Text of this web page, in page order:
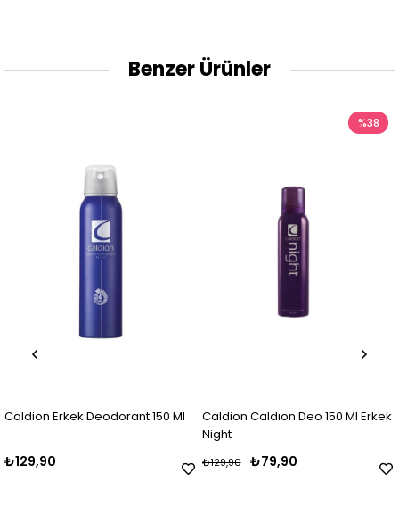
Benzer Ürünler
Deodorant 150 Ml
Caldion Caldıon Deo 150 Ml Erkek
₺79,90
First Class
₺159,90